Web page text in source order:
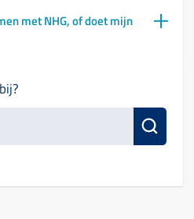
met NHG, of doet mijn